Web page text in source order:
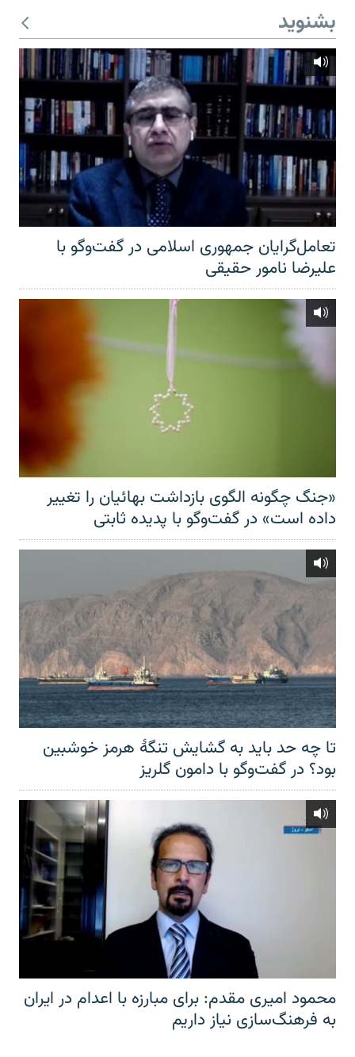
بشنوید
تعامل‌گرایان جمهوری اسلامی در گفت‌وگو با
علیرضا نامور حقیقی
«جنگ چگونه الگوی بازداشت بهائیان را تغییر
داده است» در گفت‌وگو با پدیده ثابتی
تا چه حد باید به گشایش تنگهٔ هرمز خوشبین
بود؟ در گفت‌وگو با دامون گلریز
محمود امیری مقدم: برای مبارزه با اعدام در ایران
به فرهنگ‌سازی نیاز داریم